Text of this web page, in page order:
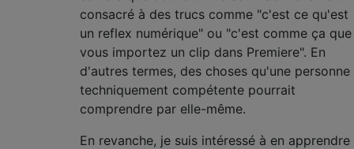
consacré à des trucs comme "c'est ce qu'est
un reflex numérique" ou "c'est comme ça que
vous importez un clip dans Premiere". En
d'autres termes, des choses qu'une personne
techniquement compétente pourrait
comprendre par elle-même.
En revanche, je suis intéressé à en apprendre